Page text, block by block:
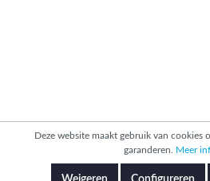
Deze website maakt gebruik van cookies
garanderen. Meer